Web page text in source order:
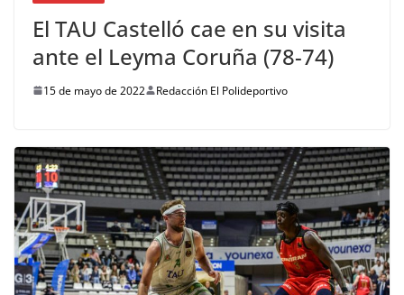
El TAU Castelló cae en su visita
ante el Leyma Coruña (78-74)
15 de mayo de 2022 Redacción El Polideportivo